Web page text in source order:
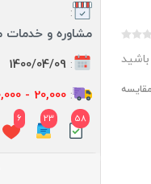
:
مشاوره و خدمات
:
1400/04/09
:20,000 - 50,000 تومان
58
23
6